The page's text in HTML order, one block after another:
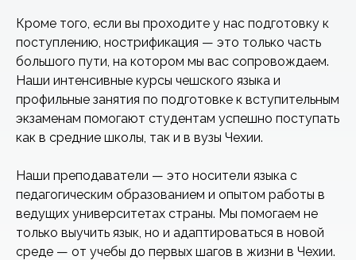
Кроме того, если вы проходите у нас подготовку к
поступлению, нострификация — это только часть
большого пути, на котором мы вас сопровождаем.
Наши интенсивные курсы чешского языка и
профильные занятия по подготовке к вступительным
экзаменам помогают студентам успешно поступать
как в средние школы, так и в вузы Чехии.
Наши преподаватели — это носители языка с
педагогическим образованием и опытом работы в
ведущих университетах страны. Мы помогаем не
только выучить язык, но и адаптироваться в новой
среде — от учебы до первых шагов в жизни в Чехии.